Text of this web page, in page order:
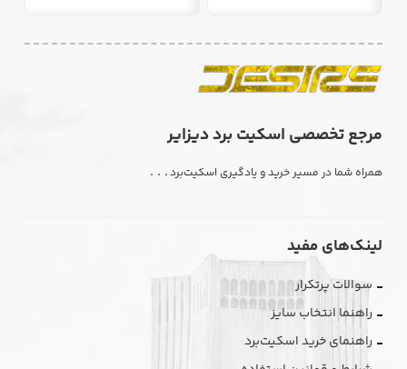
مرجع تخصصی اسکیت برد دیزایر
همراه شما در مسیر خرید و یادگیری اسکیت‌برد. . .
لینک‌های مفید
سوالات پرتکرار
راهنما انتخاب سایز
راهنمای خرید اسکیت‌برد